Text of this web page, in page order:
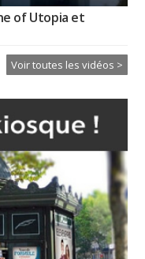
of Utopia et
Voir toutes les vidéos >